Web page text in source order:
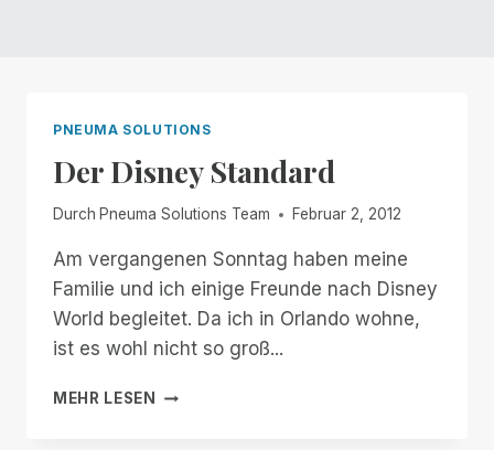
PNEUMA SOLUTIONS
Der Disney Standard
Durch Pneuma Solutions Team Februar 2, 2012
Am vergangenen Sonntag haben meine
Familie und ich einige Freunde nach Disney
World begleitet. Da ich in Orlando wohne,
ist es wohl nicht so groß...
MEHR LESEN
DER